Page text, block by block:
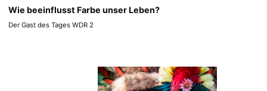
Wie beeinflusst Farbe unser Leben?
Der Gast des Tages WDR 2